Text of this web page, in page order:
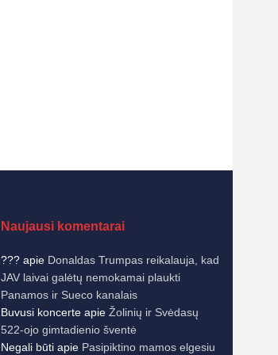
Naujausi komentarai
???apie Donaldas Trumpas reikalauja, kad
JAV laivai galėtų nemokamai plaukti
Panamos ir Sueco kanalais
Buvusi koncerteapie Žolinių ir Svėdasų
522-ojo gimtadienio šventė
Negali būtiapie Pasipiktino mamos elgesiu